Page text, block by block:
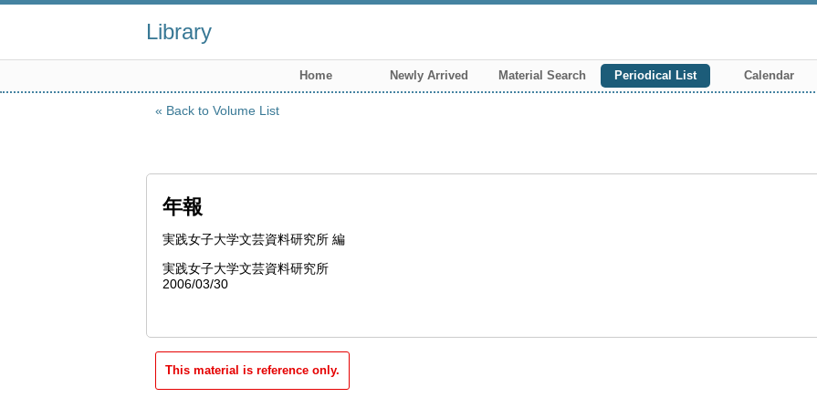
Library
Home Newly Arrived Material Search Periodical List Calendar
Back to Volume List
年報
実践女子大学文芸資料研究所 編
実践女子大学文芸資料研究所
2006/03/30
This material is reference only.